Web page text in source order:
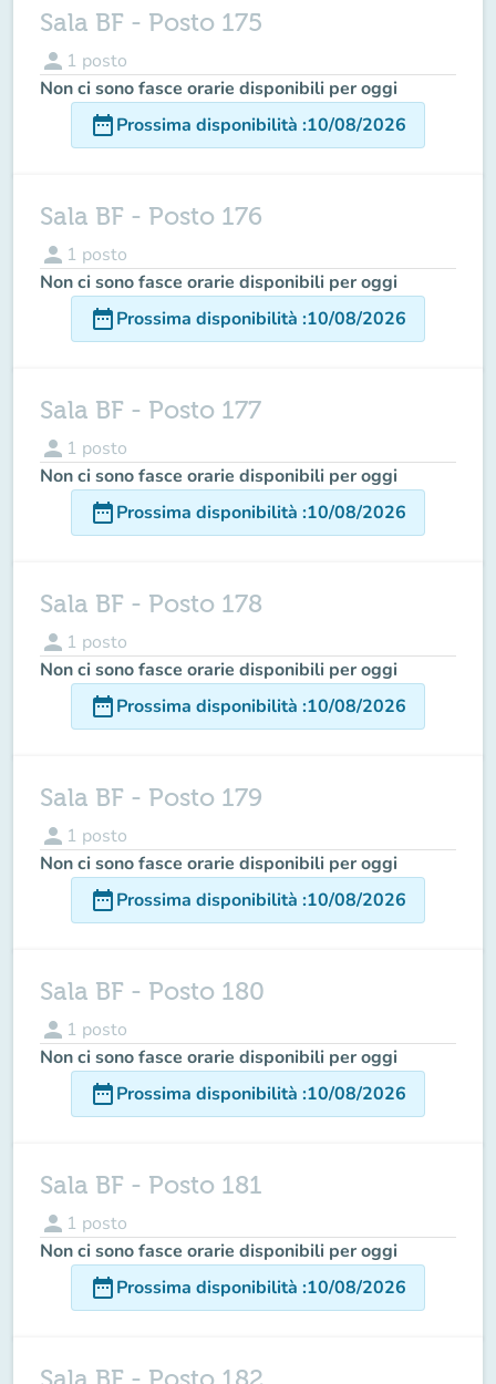
Sala BF - Posto 175
person 1 posto
Non ci sono fasce orarie disponibili per oggi
date_rangeProssima disponibilità :10/08/2026
Sala BF - Posto 176
person 1 posto
Non ci sono fasce orarie disponibili per oggi
date_rangeProssima disponibilità :10/08/2026
Sala BF - Posto 177
person 1 posto
Non ci sono fasce orarie disponibili per oggi
date_rangeProssima disponibilità :10/08/2026
Sala BF - Posto 178
person 1 posto
Non ci sono fasce orarie disponibili per oggi
date_rangeProssima disponibilità :10/08/2026
Sala BF - Posto 179
person 1 posto
Non ci sono fasce orarie disponibili per oggi
date_rangeProssima disponibilità :10/08/2026
Sala BF - Posto 180
person 1 posto
Non ci sono fasce orarie disponibili per oggi
date_rangeProssima disponibilità :10/08/2026
Sala BF - Posto 181
person 1 posto
Non ci sono fasce orarie disponibili per oggi
date_rangeProssima disponibilità :10/08/2026